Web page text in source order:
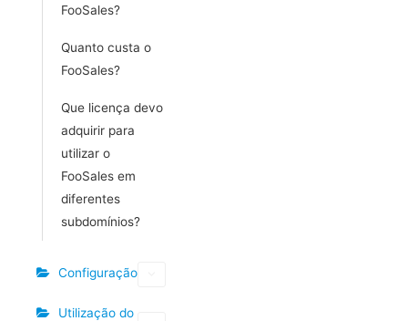
FooSales?
Quanto custa o
FooSales?
Que licença devo
adquirir para
utilizar o
FooSales em
diferentes
subdomínios?
Configuração
Utilização do